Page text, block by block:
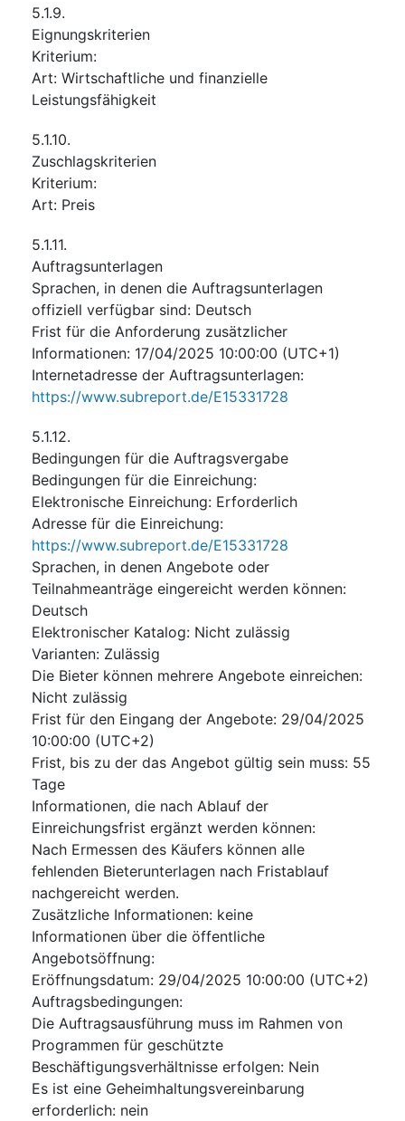
5.1.9.
Eignungskriterien
Kriterium:
Art: Wirtschaftliche und finanzielle
Leistungsfähigkeit
5.1.10.
Zuschlagskriterien
Kriterium:
Art: Preis
5.1.11.
Auftragsunterlagen
Sprachen, in denen die Auftragsunterlagen
offiziell verfügbar sind: Deutsch
Frist für die Anforderung zusätzlicher
Informationen: 17/04/2025 10:00:00 (UTC+1)
Internetadresse der Auftragsunterlagen:
https://www.subreport.de/E15331728
5.1.12.
Bedingungen für die Auftragsvergabe
Bedingungen für die Einreichung:
Elektronische Einreichung: Erforderlich
Adresse für die Einreichung:
https://www.subreport.de/E15331728
Sprachen, in denen Angebote oder
Teilnahmeanträge eingereicht werden können:
Deutsch
Elektronischer Katalog: Nicht zulässig
Varianten: Zulässig
Die Bieter können mehrere Angebote einreichen:
Nicht zulässig
Frist für den Eingang der Angebote: 29/04/2025
10:00:00 (UTC+2)
Frist, bis zu der das Angebot gültig sein muss: 55
Tage
Informationen, die nach Ablauf der
Einreichungsfrist ergänzt werden können:
Nach Ermessen des Käufers können alle
fehlenden Bieterunterlagen nach Fristablauf
nachgereicht werden.
Zusätzliche Informationen: keine
Informationen über die öffentliche
Angebotsöffnung:
Eröffnungsdatum: 29/04/2025 10:00:00 (UTC+2)
Auftragsbedingungen:
Die Auftragsausführung muss im Rahmen von
Programmen für geschützte
Beschäftigungsverhältnisse erfolgen: Nein
Es ist eine Geheimhaltungsvereinbarung
erforderlich: nein